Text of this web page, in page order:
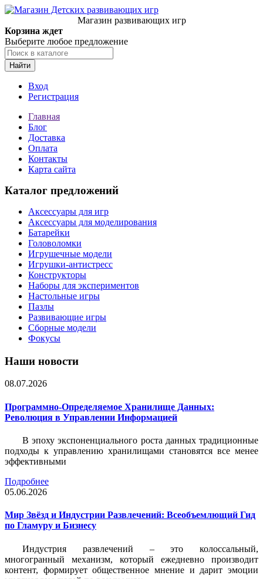
Магазин развивающих игр
Корзина ждет
Выберите любое предложение
Найти
Вход
Регистрация
Главная
Блог
Доставка
Оплата
Контакты
Карта сайта
Каталог предложений
Аксессуары для игр
Аксессуары для моделирования
Батарейки
Головоломки
Игрушечные модели
Игрушки-антистресс
Конструкторы
Наборы для экспериментов
Настольные игры
Пазлы
Развивающие игры
Сборные модели
Фокусы
Наши новости
08.07.2026
Программно-Определяемое Хранилище Данных:
Революция в Управлении Информацией
В эпоху экспоненциального роста данных традиционные
подходы к управлению хранилищами становятся все менее
эффективными
Подробнее
05.06.2026
Мир Звёзд и Индустрии Развлечений: Всеобъемлющий Гид
по Гламуру и Бизнесу
Индустрия развлечений – это колоссальный,
многогранный механизм, который ежедневно производит
контент, формирует общественное мнение и дарит эмоции